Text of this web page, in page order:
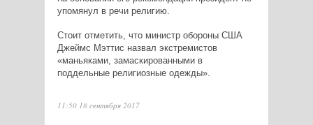
упомянул в речи религию.
Стоит отметить, что министр обороны США
Джеймс Мэттис назвал экстремистов
«маньяками, замаскированными в
поддельные религиозные одежды».
11:50 18 сентября 2017